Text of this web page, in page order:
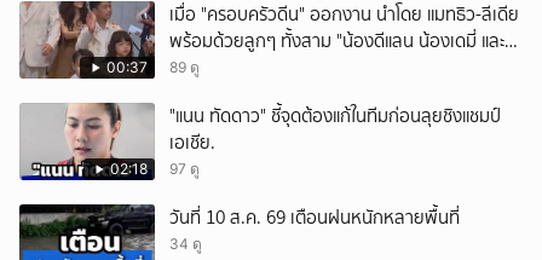
00:37
เมื่อ "ครอบครัวดีน" ออกงาน นำโดย แมทธิว-ลีเดีย
พร้อมด้วยลูกๆ ทั้งสาม "น้องดีแลน น้องเดมี่ และ
น้องดีออน" รับรางวัลสุดยอดครอบครัว
หน้าตาดียกบ้าน
89 ดู
02:18
"แนน ทัดดาว" ชี้จุดต้องแก้ในทีมก่อนลุยชิงแชมป์
เอเชีย.
97 ดู
วันที่ 10 ส.ค. 69 เตือนฝนหนักหลายพื้นที่
34 ดู